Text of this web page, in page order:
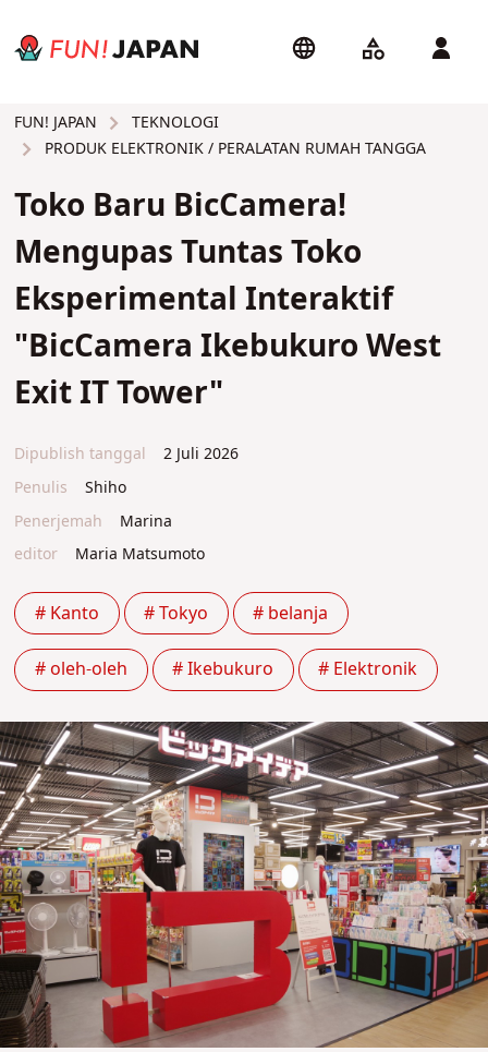
FUN! JAPAN
TEKNOLOGI
PRODUK ELEKTRONIK / PERALATAN RUMAH TANGGA
Toko Baru BicCamera!
Mengupas Tuntas Toko
Eksperimental Interaktif
"BicCamera Ikebukuro West
Exit IT Tower"
Dipublish tanggal
2 Juli 2026
Penulis
Shiho
Penerjemah
Marina
editor
Maria Matsumoto
# Kanto # Tokyo # belanja
# oleh-oleh # Ikebukuro # Elektronik